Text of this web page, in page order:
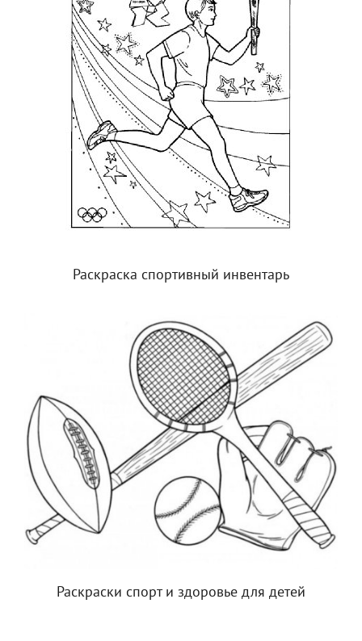
Раскраска спортивный инвентарь
Раскраски спорт и здоровье для детей